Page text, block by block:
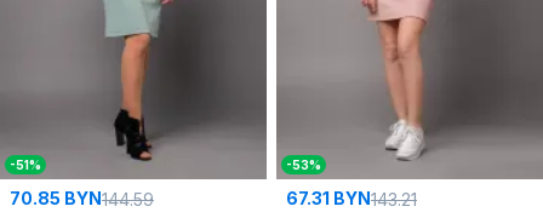
-51%
70.85 BYN144.59
-53%
67.31 BYN143.21